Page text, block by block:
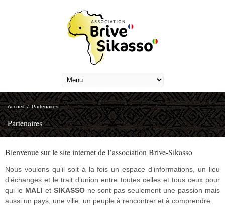
Accueil/Partenaires
Partenaires
Bienvenue sur le site internet de l’association Brive-Sikasso
Nous voulons qu’il soit à la fois un espace d’informations, un lieu
d’échanges et le trait d’union entre toutes celles et tous ceux pour
qui le MALI et SIKASSOne sont pas seulement une passion mais
aussi un pays, une ville, un peuple à rencontrer et à comprendre.